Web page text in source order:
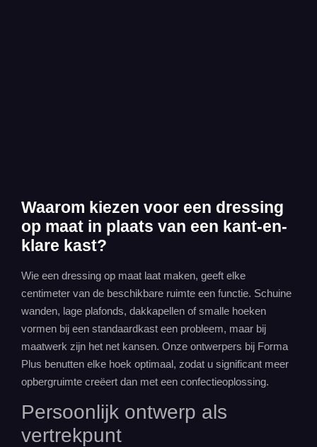
Waarom kiezen voor een dressing
op maat in plaats van een kant-en-
klare kast?
Wie een dressing op maat laat maken, geeft elke
centimeter van de beschikbare ruimte een functie. Schuine
wanden, lage plafonds, dakkapellen of smalle hoeken
vormen bij een standaardkast een probleem, maar bij
maatwerk zijn het net kansen. Onze ontwerpers bij Forma
Plus benutten elke hoek optimaal, zodat u significant meer
opbergruimte creëert dan met een confectieoplossing.
Persoonlijk ontwerp als
vertrekpunt